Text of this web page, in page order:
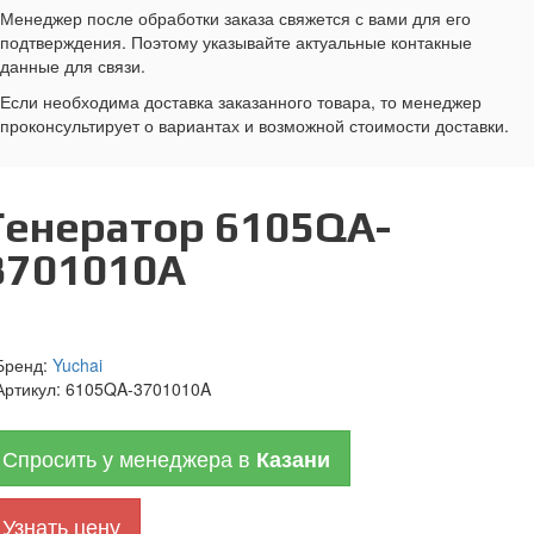
Менеджер после обработки заказа свяжется с вами для его
подтверждения. Поэтому указывайте актуальные контакные
данные для связи.
Если необходима доставка заказанного товара, то менеджер
проконсультирует о вариантах и возможной стоимости доставки.
6105QA-
Yuchai
6105QA-3701010A
Спросить у менеджера в Казани
Узнать цену